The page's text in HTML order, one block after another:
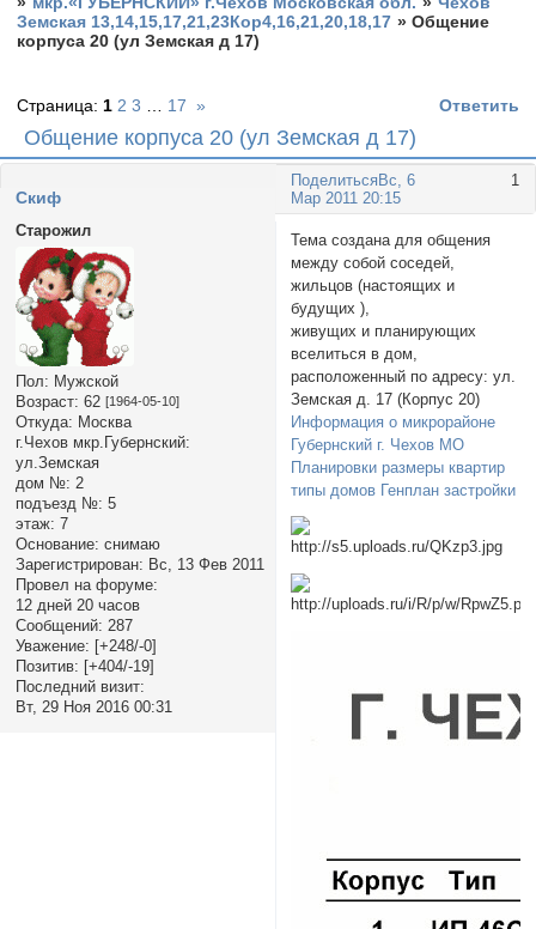
Земская 13,14,15,17,21,23Кор4,16,21,20,18,17 »Общение
корпуса 20 (ул Земская д 17)
Общение корпуса 20 (ул Земская д 17)
Страница: 1 2 3 17 » Ответить
Поделиться 1
Вс, 6
Мар 2011 20:15
Cкиф
Старожил
Пол: Мужской
Возраст: 62 [1964-05-10]
Откуда: Москва
г.Чехов мкр.Губернский:
ул.Земская
дом №: 2
подъезд №: 5
этаж: 7
Основание: снимаю
Зарегистрирован: Вс, 13 Фев 2011
Провел на форуме:
12 дней 20 часов
Сообщений: 287
Уважение: [+248/-0]
Позитив: [+404/-19]
Последний визит:
Вт, 29 Ноя 2016 00:31
Тема создана для общения
между собой соседей,
жильцов (настоящих и
будущих ),
живущих и планирующих
вселиться в дом,
расположенный по адресу: ул.
Земская д. 17 (Корпус 20)
Информация о микрорайоне
Губернский г. Чехов МО
Планировки размеры квартир
типы домов Генплан застройки